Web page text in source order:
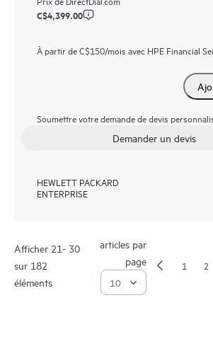
C$4,399.00
À partir deC$150/mois avec HPE Financial
Soumettre votre demande de devis
Demander un devis
HEWLETT PACKARD
ENTERPRISE
Afficher 21- 30
sur 182
éléments
articles par
page
1 2